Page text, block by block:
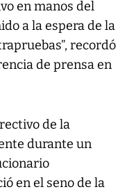
en manos del
a la espera de la
recordó
de prensa en
de la
durante un
en el seno de la